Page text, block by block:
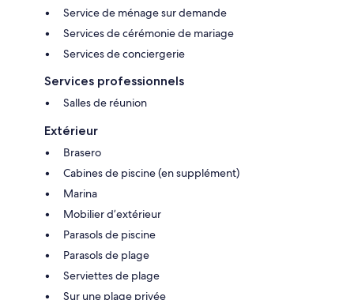
Service de ménage sur demande
Services de cérémonie de mariage
Services de conciergerie
Services professionnels
Salles de réunion
Extérieur
Brasero
Cabines de piscine (en supplément)
Marina
Mobilier d’extérieur
Parasols de piscine
Parasols de plage
Serviettes de plage
Sur une plage privée